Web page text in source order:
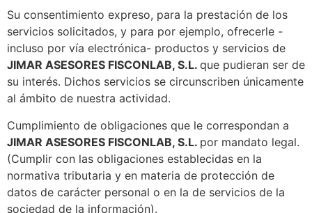
Su consentimiento expreso, para la prestación de los
servicios solicitados, y para por ejemplo, ofrecerle -
incluso por vía electrónica- productos y servicios de
JIMAR ASESORES FISCONLAB, S.L. que pudieran ser de
su interés. Dichos servicios se circunscriben únicamente
al ámbito de nuestra actividad.
Cumplimiento de obligaciones que le correspondan a
JIMAR ASESORES FISCONLAB, S.L. por mandato legal.
(Cumplir con las obligaciones establecidas en la
normativa tributaria y en materia de protección de
datos de carácter personal o en la de servicios de la
sociedad de la información).